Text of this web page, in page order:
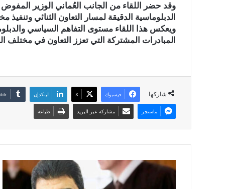
وقد حضر اللقاء من الجانب العُماني الوزير المفوض
الدبلوماسية الدقيقة لمسار التعاون الثنائي وتنفيذ
ويعكس هذا اللقاء مستوى التفاهم السياسي
المبادرات المشتركة التي تعزز التعاون في مختلف
شاركها فيسبوك X لينكدإن
ماسنجر مشاركة عبر البريد طباعة